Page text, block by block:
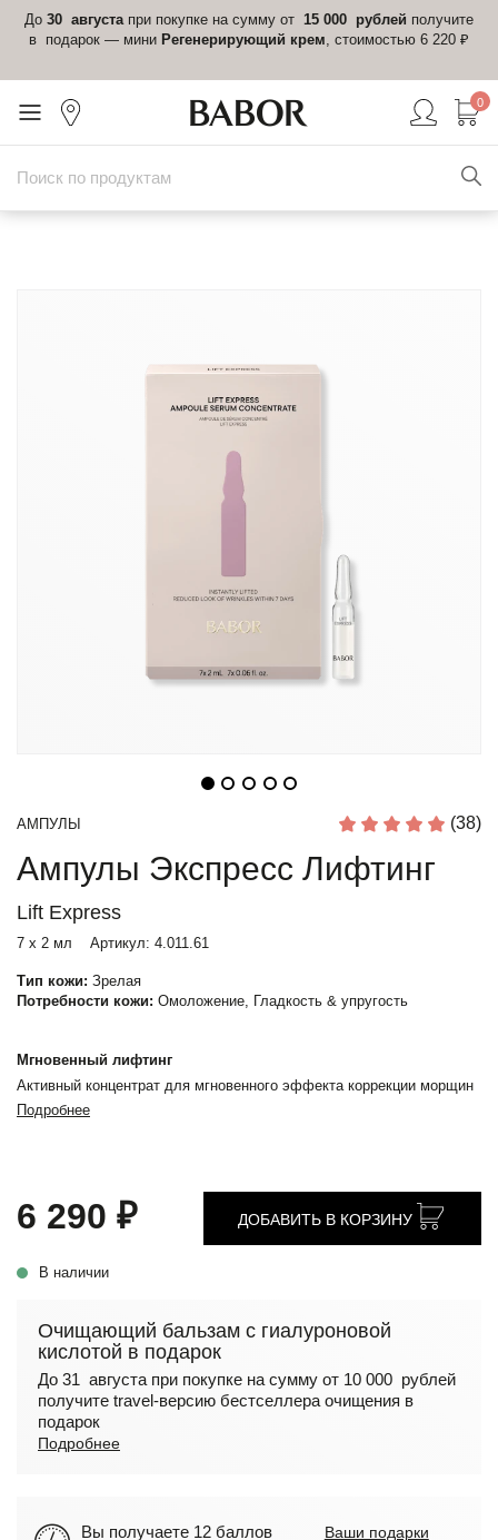
До 30 августапри покупке на сумму от 15 000 рублей получите
в подарок — мини Регенерирующий крем, стоимостью 6 220 ₽
0
АМПУЛЫ (38)
Ампулы Экспресс Лифтинг
Lift Express
7 x 2 мл Артикул: 4.011.61
Тип кожи: Зрелая
Потребности кожи: Омоложение, Гладкость & упругость
Мгновенный лифтинг
Активный концентрат для мгновенного эффекта коррекции морщин
Подробнее
6 290 ₽
В наличии
ДОБАВИТЬ В КОРЗИНУ
Очищающий бальзам с гиалуроновой
кислотой в подарок
До 31 августа при покупке на сумму от 10 000 рублей
получите travel-версию бестселлера очищения в
подарок
Подробнее
Вы получаете 12 баллов
Ваши подарки